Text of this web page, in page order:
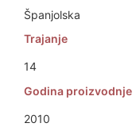
Španjolska
Trajanje
14
Godina proizvodnje
2010